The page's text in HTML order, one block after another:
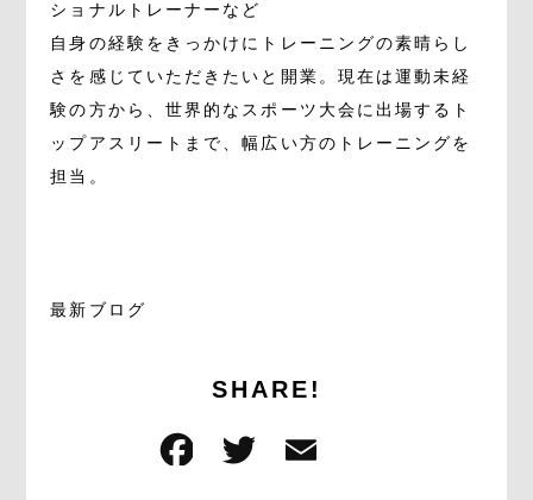
ショナルトレーナーなど
自身の経験をきっかけにトレーニングの素晴らし
さを感じていただきたいと開業。現在は運動未経
験の方から、世界的なスポーツ大会に出場するト
ップアスリートまで、幅広い方のトレーニングを
担当。
最新ブログ
SHARE!
T